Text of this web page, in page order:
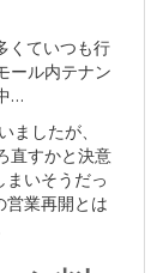
くていつも行
ール内テナン
…
したが、
直すかと決意
まいそうだっ
営業再開とは